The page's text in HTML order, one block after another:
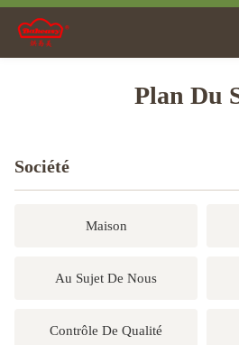
Plan Du
Société
Maison
Au Sujet De Nous
Contrôle De Qualité